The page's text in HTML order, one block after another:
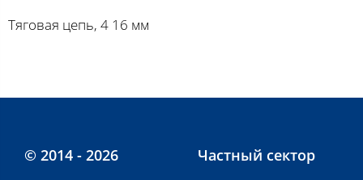
Тяговая цепь, 4 16 мм
© 2014 - 2026 Частный сектор